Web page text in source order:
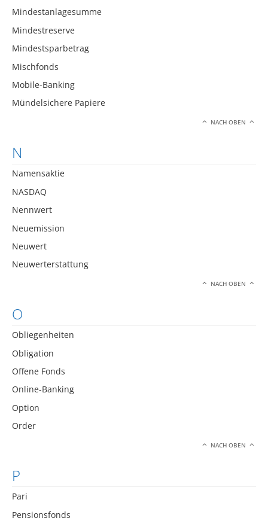
Mindestanlagesumme
Mindestreserve
Mindestsparbetrag
Mischfonds
Mobile-Banking
Mündelsichere Papiere
NACH OBEN
N
Namensaktie
NASDAQ
Nennwert
Neuemission
Neuwert
Neuwerterstattung
NACH OBEN
O
Obliegenheiten
Obligation
Offene Fonds
Online-Banking
Option
Order
NACH OBEN
P
Pari
Pensionsfonds